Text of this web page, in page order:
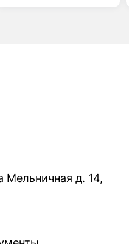
Мельничная д. 14,